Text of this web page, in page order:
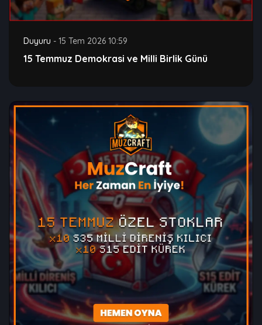
Duyuru - 15 Tem 2026 10:59
15 Temmuz Demokrasi ve Milli Birlik Günü